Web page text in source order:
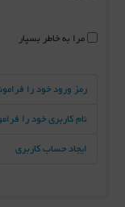
مرا به خاطر بسپار
رمز ورود خود را
نام کاربری خود را
ایجاد حساب کاربری